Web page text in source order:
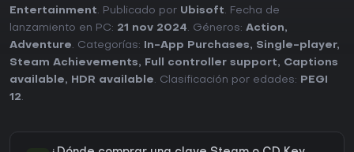
Entertainment. Publicado por Ubisoft. Fecha de
lanzamiento en PC: 21 nov 2024. Géneros: Action,
Adventure. Categorías: In-App Purchases, Single-player,
Steam Achievements, Full controller support, Captions
available, HDR available. Clasificación por edades:
PEGI
12.